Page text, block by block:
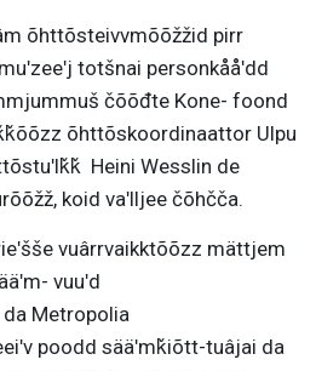
õhttõsteivvmõõžžid pirr
totšnai personkååʹdd
čõõđte Kone- foond
õhttõskoordinaattor Ulpu
Heini Wesslin de
koid vaʹlljee čõhčča.
vuârrvaikktõõzz mättjem
vuuʹd
Metropolia
poodd sääʹmǩiõtt-tuâjai da